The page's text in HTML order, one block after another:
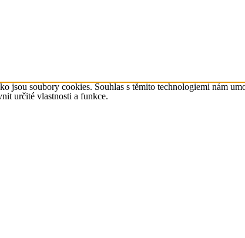
soubory cookies. Souhlas s těmito technologiemi nám
určité vlastnosti a funkce.